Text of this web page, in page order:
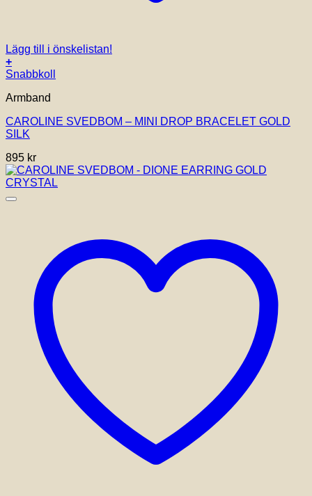
Lägg till i önskelistan!
+
Snabbkoll
Armband
CAROLINE SVEDBOM – MINI DROP BRACELET GOLD
SILK
895 kr